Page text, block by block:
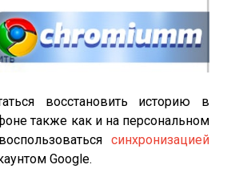
восстановить историю в
также как и на персональном
синхронизацией
Google.